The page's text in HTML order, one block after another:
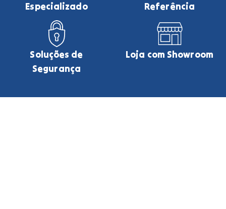
Especializado
Referência
Soluções de
Segurança
Loja com Showroom